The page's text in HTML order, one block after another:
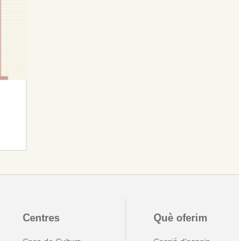
Centres Què oferim